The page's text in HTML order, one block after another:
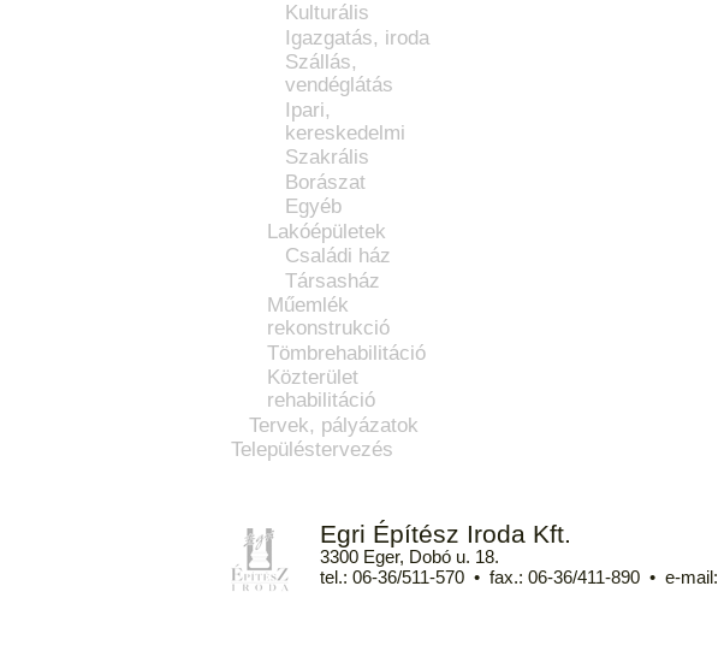
Kulturális
Igazgatás, iroda
Szállás,
vendéglátás
Ipari,
kereskedelmi
Szakrális
Borászat
Egyéb
Lakóépületek
Családi ház
Társasház
Műemlék
rekonstrukció
Tömbrehabilitáció
Közterület
rehabilitáció
Tervek, pályázatok
Településtervezés
Egri Építész Iroda Kft.
3300 Eger, Dobó u. 18.
tel.: 06-36/511-570 • fax.: 06-36/411-890 • e-mail: